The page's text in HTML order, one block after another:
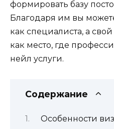
формировать базу
Благодаря им вы
как специалиста, а
как место, где
нейл услуги.
Содержание
Особенности